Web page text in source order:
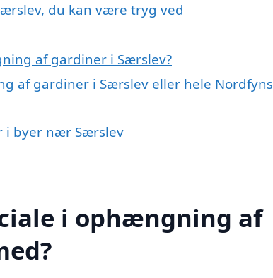
du kan være tryg ved
af gardiner i Særslev?
af gardiner i Særslev eller hele Nordfyns
i byer nær Særslev
i ophængning af